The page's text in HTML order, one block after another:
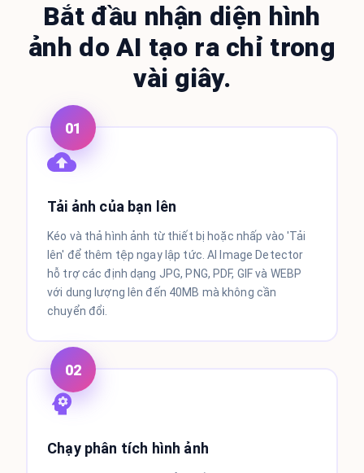
Bắt đầu nhận diện hình
ảnh do AI tạo ra chỉ trong
vài giây.
01
Tải ảnh của bạn lên
Kéo và thả hình ảnh từ thiết bị hoặc nhấp vào 'Tải
lên' để thêm tệp ngay lập tức. AI Image Detector
hỗ trợ các định dạng JPG, PNG, PDF, GIF và WEBP
với dung lượng lên đến 40MB mà không cần
chuyển đổi.
02
Chạy phân tích hình ảnh